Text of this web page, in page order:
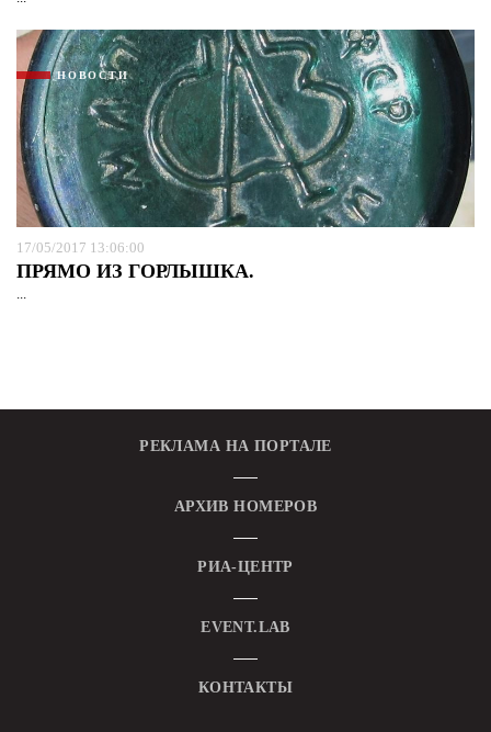
НОВОСТИ
17/05/2017 13:06:00
ПРЯМО ИЗ ГОРЛЫШКА.
...
РЕКЛАМА НА ПОРТАЛЕ
АРХИВ НОМЕРОВ
РИА-ЦЕНТР
EVENT.LAB
КОНТАКТЫ